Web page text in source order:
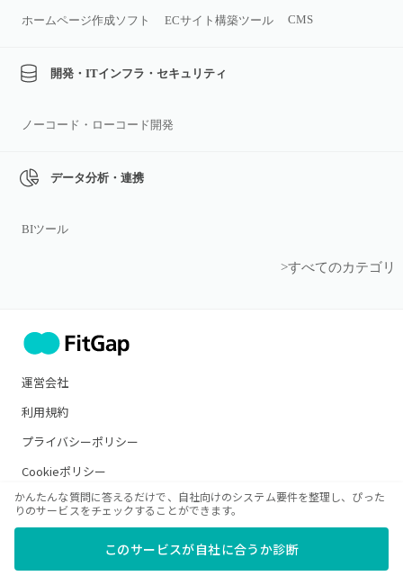
ホームページ作成ソフト ECサイト構築ツール CMS
開発・ITインフラ・セキュリティ
ノーコード・ローコード開発
データ分析・連携
BIツール
>すべてのカテゴリ
運営会社
利用規約
プライバシーポリシー
Cookieポリシー
お問い合わせ
FitGapの評価メソッド
シェアスコアの算出方法
かんたんな質問に答えるだけで、自社向けのシステム要件を整理し、ぴった
りのサービスをチェックすることができます。
このサービスが自社に合うか診断